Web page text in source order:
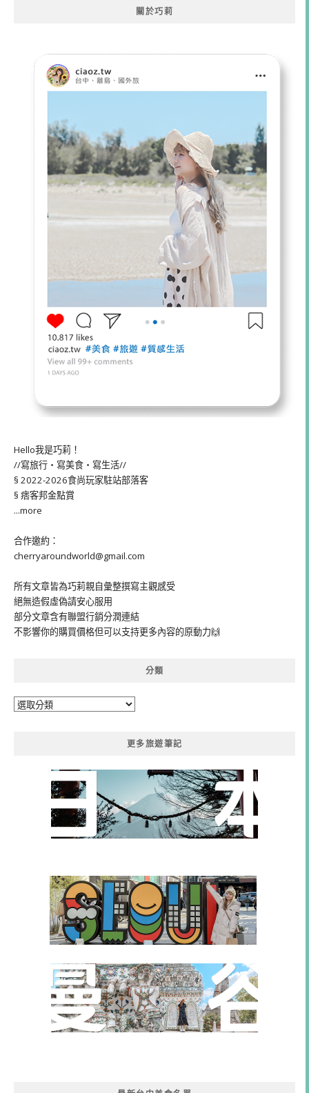
關於巧莉
Hello我是巧莉！
//寫旅行・寫美食・寫生活//
§ 2022-2026食尚玩家駐站部落客
§ 痞客邦金點賞
...more
合作邀約：
cherryaroundworld@gmail.com
所有文章皆為巧莉親自彙整撰寫主觀感受
絕無造假虛偽請安心服用
部分文章含有聯盟行銷分潤連結
不影響你的購買價格但可以支持更多內容的原動力🙌
分類
分
更多旅遊筆記